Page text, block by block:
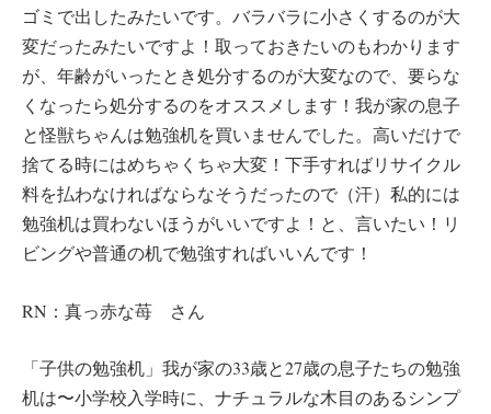
ゴミで出したみたいです。バラバラに小さくするのが大
変だったみたいですよ！取っておきたいのもわかります
が、年齢がいったとき処分するのが大変なので、要らな
くなったら処分するのをオススメします！我が家の息子
と怪獣ちゃんは勉強机を買いませんでした。高いだけで
捨てる時にはめちゃくちゃ大変！下手すればリサイクル
料を払わなければならなそうだったので（汗）私的には
勉強机は買わないほうがいいですよ！と、言いたい！リ
ビングや普通の机で勉強すればいいんです！
RN：真っ赤な苺 さん
「子供の勉強机」我が家の33歳と27歳の息子たちの勉強
机は〜小学校入学時に、ナチュラルな木目のあるシンプ